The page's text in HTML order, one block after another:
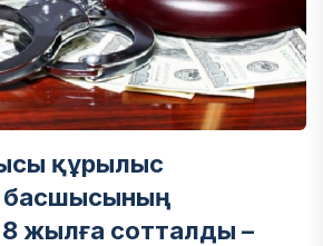
құрылыс
басшысының
жылға сотталды –